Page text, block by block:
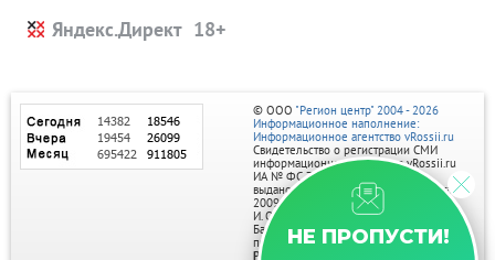
Яндекс.Директ
НЕ ПРОПУСТИ!
© ООО "Регион центр" 2004 - 2026
Информационное наполнение:
Информационное агентство vRossii.ru
Свидетельство о регистрации СМИ
информационного агентства vRossii.ru
ИА № ФС 77‑35502
выдано РОСКОМНАДЗОРом 04 марта
2009г.
И. О. Главного редактора Нарыков А. Н.
Баннеры на портале размещаются на
правах рекламы.
Реклама на портале: